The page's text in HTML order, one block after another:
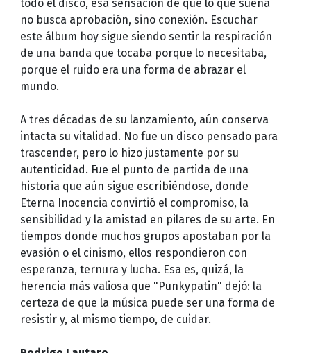
todo el disco, esa sensación de que lo que suena
no busca aprobación, sino conexión. Escuchar
este álbum hoy sigue siendo sentir la respiración
de una banda que tocaba porque lo necesitaba,
porque el ruido era una forma de abrazar el
mundo.
A tres décadas de su lanzamiento, aún conserva
intacta su vitalidad. No fue un disco pensado para
trascender, pero lo hizo justamente por su
autenticidad. Fue el punto de partida de una
historia que aún sigue escribiéndose, donde
Eterna Inocencia convirtió el compromiso, la
sensibilidad y la amistad en pilares de su arte. En
tiempos donde muchos grupos apostaban por la
evasión o el cinismo, ellos respondieron con
esperanza, ternura y lucha. Esa es, quizá, la
herencia más valiosa que "Punkypatin" dejó: la
certeza de que la música puede ser una forma de
resistir y, al mismo tiempo, de cuidar.